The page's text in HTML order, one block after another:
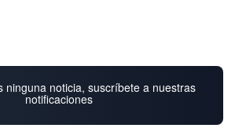
ninguna noticia, suscríbete a nuestras
notificaciones